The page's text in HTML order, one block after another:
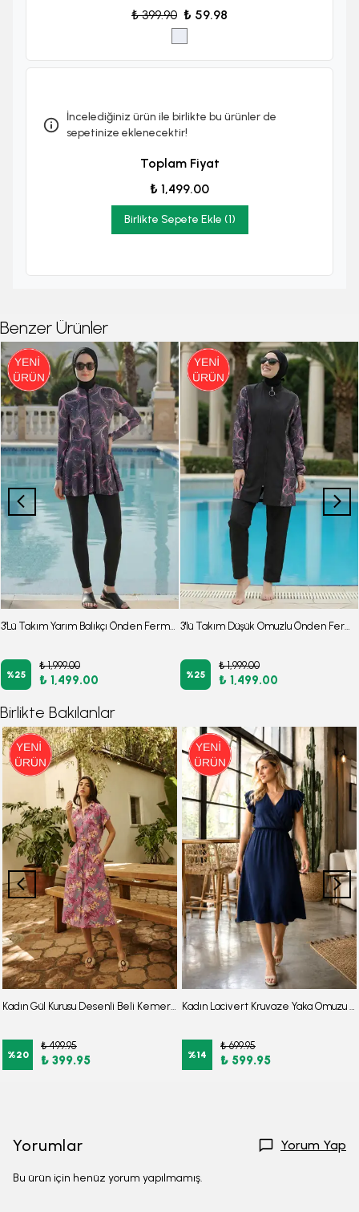
₺ 399.90 ₺ 59.98
İncelediğiniz ürün ile birlikte bu ürünler de
sepetinize eklenecektir!
Toplam Fiyat
₺ 1,499.00
Birlikte Sepete Ekle (1)
Benzer Ürünler
%25
₺ 1,999.00
₺ 1,499.00 %25
₺ 1,999.00
₺ 1,499.00
Birlikte Bakılanlar
%20
₺ 499.95
₺ 399.95 %14
₺ 699.95
₺ 599.95
Yorumlar Yorum Yap
Bu ürün için henüz yorum yapılmamış.